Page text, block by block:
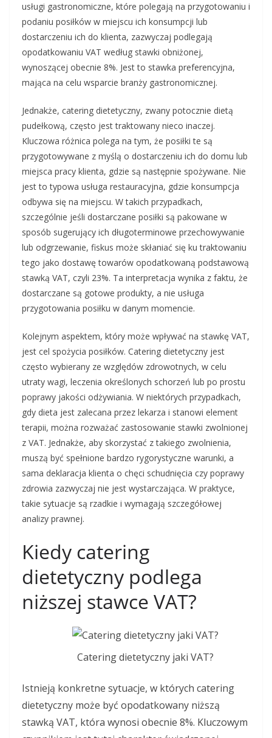
usługi gastronomiczne, które polegają na przygotowaniu i
podaniu posiłków w miejscu ich konsumpcji lub
dostarczeniu ich do klienta, zazwyczaj podlegają
opodatkowaniu VAT według stawki obniżonej,
wynoszącej obecnie 8%. Jest to stawka preferencyjna,
mająca na celu wsparcie branży gastronomicznej.
Jednakże, catering dietetyczny, zwany potocznie dietą
pudełkową, często jest traktowany nieco inaczej.
Kluczowa różnica polega na tym, że posiłki te są
przygotowywane z myślą o dostarczeniu ich do domu lub
miejsca pracy klienta, gdzie są następnie spożywane. Nie
jest to typowa usługa restauracyjna, gdzie konsumpcja
odbywa się na miejscu. W takich przypadkach,
szczególnie jeśli dostarczane posiłki są pakowane w
sposób sugerujący ich długoterminowe przechowywanie
lub odgrzewanie, fiskus może skłaniać się ku traktowaniu
tego jako dostawę towarów opodatkowaną podstawową
stawką VAT, czyli 23%. Ta interpretacja wynika z faktu, że
dostarczane są gotowe produkty, a nie usługa
przygotowania posiłku w danym momencie.
Kolejnym aspektem, który może wpływać na stawkę VAT,
jest cel spożycia posiłków. Catering dietetyczny jest
często wybierany ze względów zdrowotnych, w celu
utraty wagi, leczenia określonych schorzeń lub po prostu
poprawy jakości odżywiania. W niektórych przypadkach,
gdy dieta jest zalecana przez lekarza i stanowi element
terapii, można rozważać zastosowanie stawki zwolnionej
z VAT. Jednakże, aby skorzystać z takiego zwolnienia,
muszą być spełnione bardzo rygorystyczne warunki, a
sama deklaracja klienta o chęci schudnięcia czy poprawy
zdrowia zazwyczaj nie jest wystarczająca. W praktyce,
takie sytuacje są rzadkie i wymagają szczegółowej
analizy prawnej.
Kiedy catering
dietetyczny podlega
niższej stawce VAT?
Catering dietetyczny jaki VAT?
Istnieją konkretne sytuacje, w których catering
dietetyczny może być opodatkowany niższą
stawką VAT, która wynosi obecnie 8%. Kluczowym